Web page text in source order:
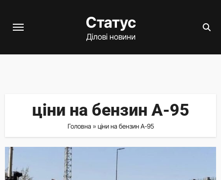
Статус
Ділові новини
ціни на бензин А-95
Головна » ціни на бензин А-95